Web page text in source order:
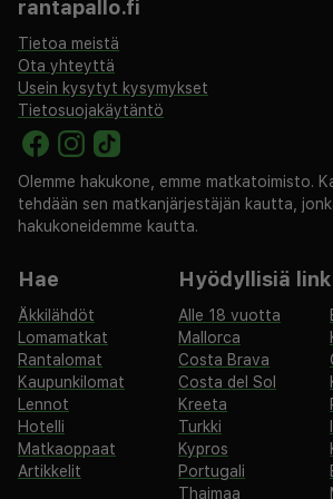
rantapallo.fi
Tietoa meistä
Ota yhteyttä
Usein kysytyt kysymykset
Tietosuojakäytäntö
Olemme hakukone, emme matkatoimisto.
tehdään sen matkanjärjestäjän kautta,
hakukoneidemme kautta.
Hae
Äkkilähdöt
Lomamatkat
Rantalomat
Kaupunkilomat
Lennot
Hotelli
Matkaoppaat
Artikkelit
Hyödyllisiä
Alle 18 vuotta
Mallorca
Costa Brava
Costa del Sol
Kreeta
Turkki
Kypros
Portugali
Thaimaa